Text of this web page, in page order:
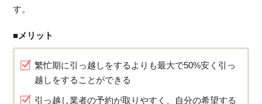
す。
■メリット
繁忙期に引っ越しをするよりも最大で50%安く引っ
越しをすることができる
引っ越し業者の予約が取りやすく、自分の希望する